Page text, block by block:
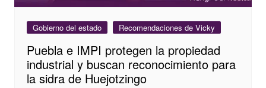
Gobierno del estado Recomendaciones de Vicky
Puebla e IMPI protegen la propiedad
industrial y buscan reconocimiento para
la sidra de Huejotzingo